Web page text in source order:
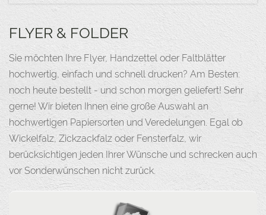
FLYER & FOLDER
Sie möchten Ihre Flyer, Handzettel oder Faltblätter
hochwertig, einfach und schnell drucken? Am Besten:
noch heute bestellt - und schon morgen geliefert! Sehr
gerne! Wir bieten Ihnen eine große Auswahl an
hochwertigen Papiersorten und Veredelungen. Egal ob
Wickelfalz, Zickzackfalz oder Fensterfalz, wir
berücksichtigen jeden Ihrer Wünsche und schrecken auch
vor Sonderwünschen nicht zurück.